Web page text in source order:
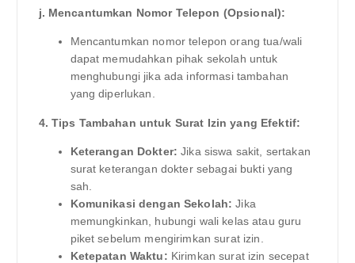
j. Mencantumkan Nomor Telepon (Opsional):
Mencantumkan nomor telepon orang tua/wali
dapat memudahkan pihak sekolah untuk
menghubungi jika ada informasi tambahan
yang diperlukan.
4. Tips Tambahan untuk Surat Izin yang Efektif:
Keterangan Dokter: Jika siswa sakit, sertakan
surat keterangan dokter sebagai bukti yang
sah.
Komunikasi dengan Sekolah: Jika
memungkinkan, hubungi wali kelas atau guru
piket sebelum mengirimkan surat izin.
Ketepatan Waktu: Kirimkan surat izin secepat